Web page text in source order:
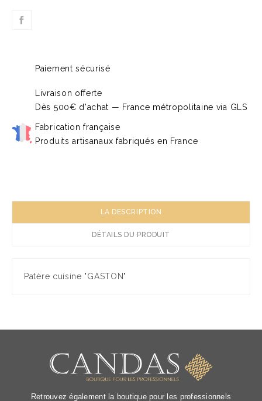
Paiement sécurisé
Livraison offerte
Dès 500€ d'achat — France métropolitaine via GLS
Fabrication française
Produits artisanaux fabriqués en France
LA DESCRIPTION
DÉTAILS DU PRODUIT
Patère cuisine "GASTON"
Retrouvez également la boutique pour les professionnels